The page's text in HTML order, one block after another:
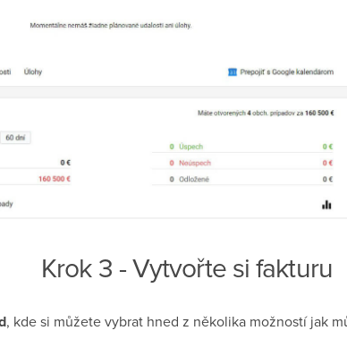
Krok 3 - Vytvořte si fakturu
, kde si můžete vybrat hned z několika možností jak